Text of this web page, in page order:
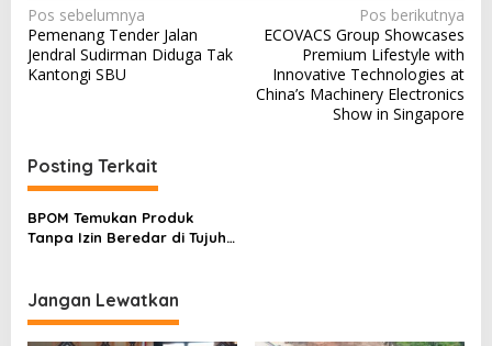
N
a
v
a
s
i
o
s
Pos sebelumnya
Pemenang Tender Jalan
Jendral Sudirman Diduga Tak
Kantongi SBU
Pos berikutnya
ECOVACS Group Showcases
Premium Lifestyle with
Innovative Technologies at
China’s Machinery Electronics
Show in Singapore
Posting Terkait
BPOM Temukan Produk
Tanpa Izin Beredar di Tujuh
Jangan Lewatkan